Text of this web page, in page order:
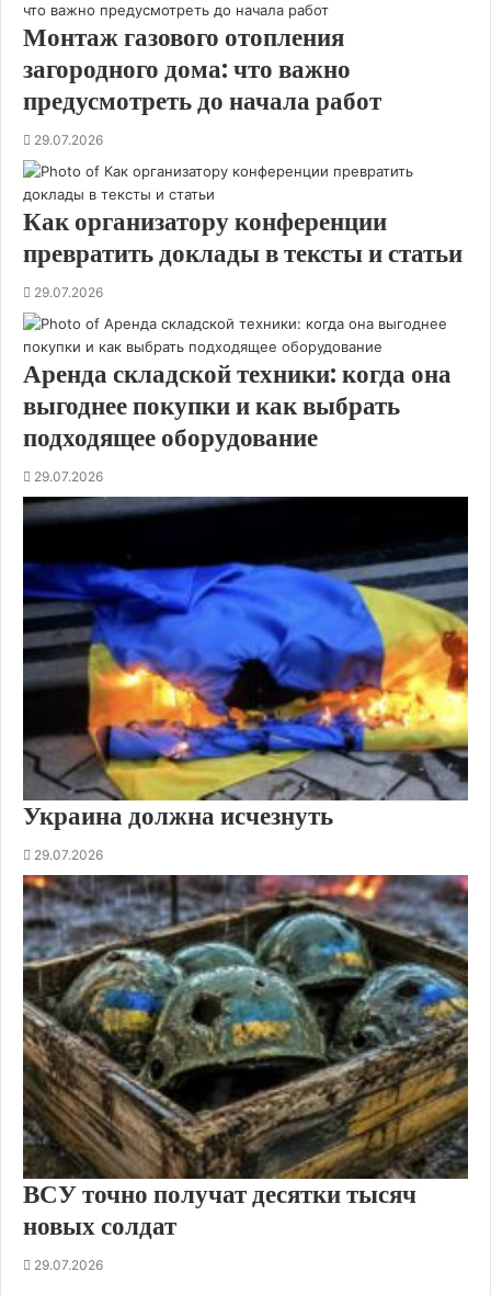
Монтаж газового отопления
загородного дома: что важно
предусмотреть до начала работ
29.07.2026
Как организатору конференции
превратить доклады в тексты и статьи
29.07.2026
Аренда складской техники: когда она
выгоднее покупки и как выбрать
подходящее оборудование
29.07.2026
Украина должна исчезнуть
29.07.2026
ВСУ точно получат десятки тысяч
новых солдат
29.07.2026